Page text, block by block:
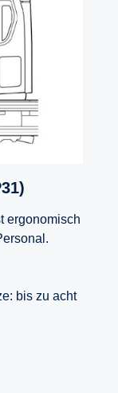
ergonomisch
bis zu acht